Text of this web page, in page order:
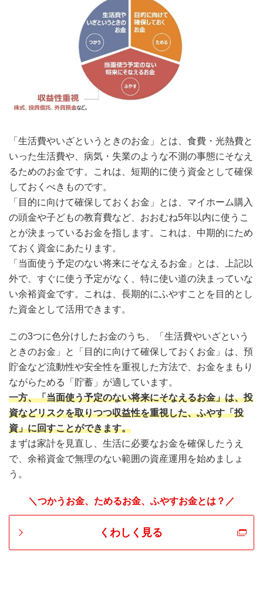
「生活費やいざというときのお金」とは、食費・光熱費と
いった生活費や、病気・失業のような不測の事態にそなえ
るためのお金です。これは、短期的に使う資金として確保
しておくべきものです。
「目的に向けて確保しておくお金」とは、マイホーム購入
の頭金や子どもの教育費など、おおむね5年以内に使うこ
とが決まっているお金を指します。これは、中期的にため
ておく資金にあたります。
「当面使う予定のない将来にそなえるお金」とは、上記以
外で、すぐに使う予定がなく、特に使い道の決まっていな
い余裕資金です。これは、長期的にふやすことを目的とし
た資金として活用できます。
この3つに色分けしたお金のうち、「生活費やいざという
ときのお金」と「目的に向けて確保しておくお金」は、預
貯金など流動性や安全性を重視した方法で、お金をまもり
ながらためる「貯蓄」が適しています。
一方、「当面使う予定のない将来にそなえるお金」は、投
資などリスクを取りつつ収益性を重視した、ふやす「投
資」に回すことができます。
まずは家計を見直し、生活に必要なお金を確保したうえ
で、余裕資金で無理のない範囲の資産運用を始めましょ
う。
＼つかうお金、ためるお金、ふやすお金とは？／
くわしく見る